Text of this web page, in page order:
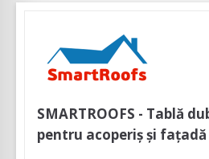
SMARTROOFS - Tablă
pentru acoperiș și fațadă